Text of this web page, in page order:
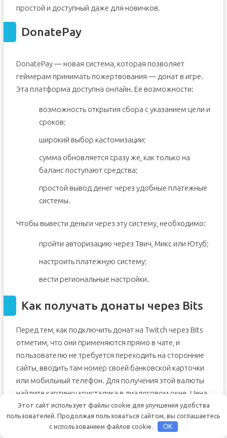
простой и доступный даже для новичков.
DonatePay
DonatePay — новая система, которая позволяет
геймерам принимать пожертвования — донат в игре.
Эта платформа доступна онлайн. Ее возможности:
возможность открытия сбора с указанием цели и
сроков;
широкий выбор кастомизации;
сумма обновляется сразу же, как только на
баланс поступают средства;
простой вывод денег через удобные платежные
системы.
Чтобы вывести деньги через эту систему, необходимо:
пройти авторизацию через Твич, Микс или Ютуб;
настроить платежную систему;
вести региональные настройки.
Как получать донаты через Bits
Перед тем, как подключить донат на Twitch через Bits
отметим, что они применяются прямо в чате, и
пользователю не требуется переходить на сторонние
сайты, вводить там номер своей банковской карточки
или мобильный телефон. Для получения этой валюты
найдите картинку кристалика в диалоговом окне. Цена
постоянно обновляется. Перед первой покупкой битов
нужно зарегистрировать аккаунт на сайте Амазона.
Далее процессы проходят в автоматическом режиме.
Этот сайт использует файлы cookie для улучшения удобства
пользователей. Продолжая пользоваться сайтом, вы соглашаетесь
с использованием файлов cookie.
OK